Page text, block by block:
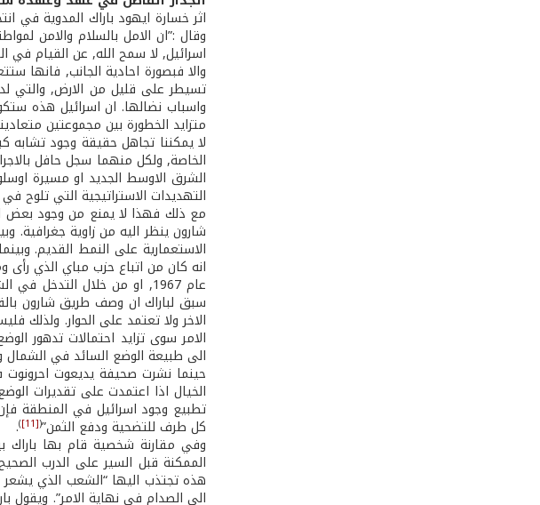
اثر خسارة ايهود باراك المدوية في
وقال :”ان الامل بالسلام والامن
اسرائيل, لا سمح الله, عن القيام في
والا فبصورة احادية الجانب, فانها
تسيطر على قليل من الارض, والتي
واسباب نضالها. ان اسرائيل هذه
متزايد الخطورة بين مجموعتين
لا يمكننا تجاهل حقيقة وجود تشابه
الخاصة, ولكل منهما سجل حافل
الشرق الاوسط الجديد او مسيرة
التهديدات الاستراتيجية التي تلوح
مع ذلك فهذا لا يمنع من وجود بعض
شارون ينظر اليه من زاوية جغرافية.
الاستعمارية على النمط القديم.
انه كان من اتباع حزب مباي الذي رأى
عام 1967, او من خلال
سبق لباراك ان وصف طريق شارون
الاخر ولا تعتمد على الحوار. ولذلك
الامر سوى تزايد احتمالات تدهور
الى طبيعة الوضع السائد في الشمال
الخيال اذا اعتمدت على تقديرات
تطبيع وجود اسرائيل في المنطقة
كل طرف للتضحية ودفع الثمن”(
[11]
)
.
وفي مقارنة شخصية قام بها باراك
الممكنة قبل السير على الدرب
هذه تجتذب اليها “الشعب الذي
الى الصدام في نهاية الامر”. ويقول